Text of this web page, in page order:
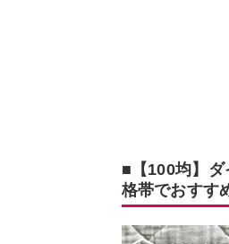
■【100均】
格帯でおすす